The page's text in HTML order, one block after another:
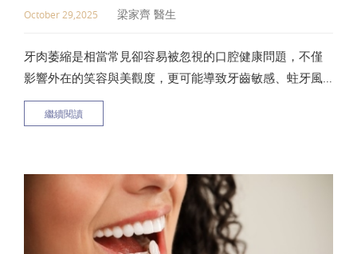
October 29,2025 梁家齊 醫生
牙肉萎縮是相當常見卻容易被忽視的口腔健康問題，不僅
影響外在的笑容與美觀度，更可能導致牙齒敏感、蛀牙風
險增加，甚至讓牙齒鬆動或脫落。當牙齦組織逐漸退縮，
牙根暴露，可能會引發一連串的健康危害。本文將深入探
繼續閱讀